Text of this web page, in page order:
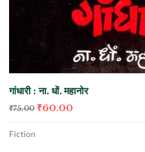
गांधारी : ना. धों. महानोर
₹75.00 ₹60.00
Fiction